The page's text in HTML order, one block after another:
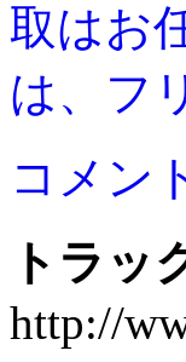
取はお
は、フ
コメン
トラッ
http://